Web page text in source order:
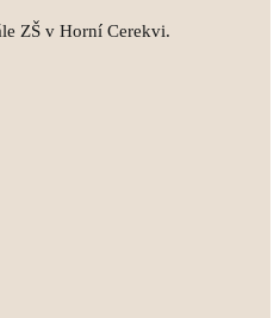
ZŠ v Horní Cerekvi.